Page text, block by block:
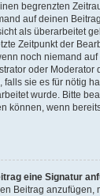
begrenzten
auf deinen
als überarbeitet
Zeitpunkt der
noch niemand
oder
falls sie es für nötig
wurde. Bitte
können, wenn
eine Signatur
Beitrag anzufügen,